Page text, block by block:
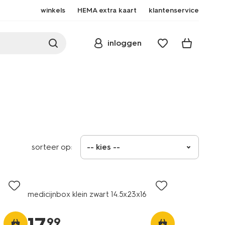
winkels HEMA extra kaart klantenservice
inloggen
sorteer op: -- kies --
medicijnbox klein zwart 14.5x23x16